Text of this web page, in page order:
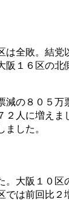
全敗。結党
１６区の北
の８０５万
人に増えま
ました。
大阪１０区
は前回比２